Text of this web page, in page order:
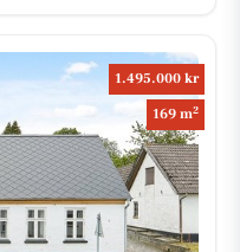
1.495.000 kr
169 m2